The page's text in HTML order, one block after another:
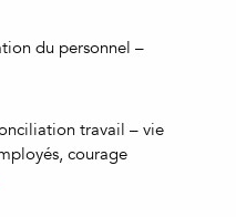
du personnel –
travail – vie
courage